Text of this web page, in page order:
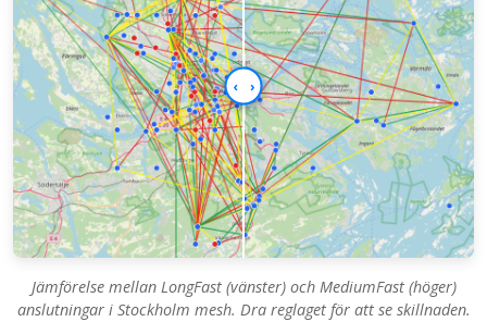
‹ ›
Jämförelse mellan LongFast (vänster) och MediumFast (höger)
anslutningar i Stockholm mesh. Dra reglaget för att se skillnaden.